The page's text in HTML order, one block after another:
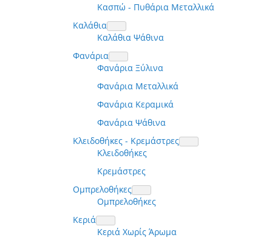
Κασπώ - Πυθάρια Μεταλλικά
Καλάθια
Καλάθια Ψάθινα
Φανάρια
Φανάρια Ξύλινα
Φανάρια Μεταλλικά
Φανάρια Κεραμικά
Φανάρια Ψάθινα
Κλειδοθήκες - Κρεμάστρες
Κλειδοθήκες
Κρεμάστρες
Ομπρελοθήκες
Ομπρελοθήκες
Κεριά
Κεριά Χωρίς Άρωμα